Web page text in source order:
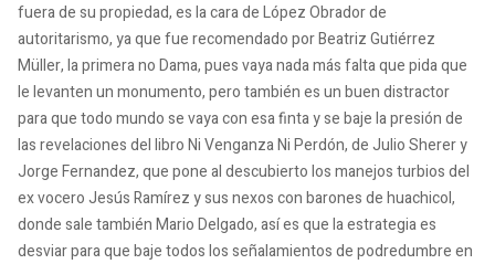
fuera de su propiedad, es la cara de López Obrador de
autoritarismo, ya que fue recomendado por Beatriz Gutiérrez
Müller, la primera no Dama, pues vaya nada más falta que pida que
le levanten un monumento, pero también es un buen distractor
para que todo mundo se vaya con esa finta y se baje la presión de
las revelaciones del libro Ni Venganza Ni Perdón, de Julio Sherer y
Jorge Fernandez, que pone al descubierto los manejos turbios del
ex vocero Jesús Ramírez y sus nexos con barones de huachicol,
donde sale también Mario Delgado, así es que la estrategia es
desviar para que baje todos los señalamientos de podredumbre en